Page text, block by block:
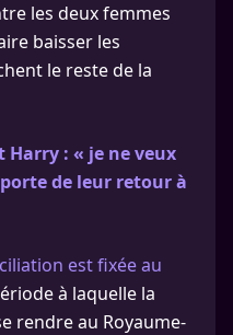
les deux femmes
baisser les
le reste de la
: « je ne veux
de leur retour à
est fixée au
à laquelle la
rendre au Royaume-